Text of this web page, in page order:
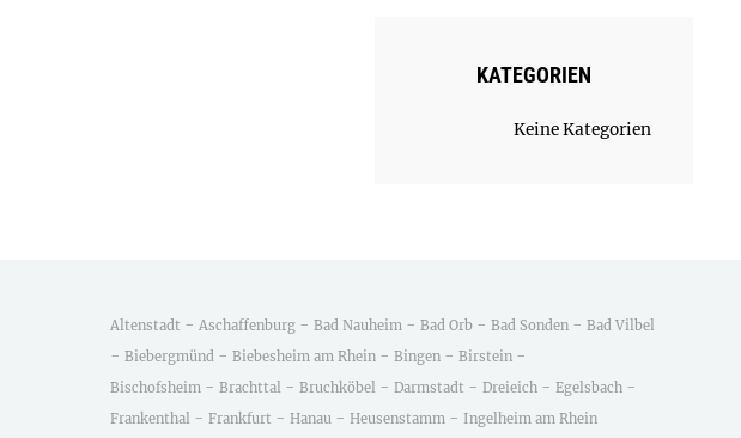
KATEGORIEN
Keine Kategorien
Altenstadt - Aschaffenburg - Bad Nauheim - Bad Orb - Bad Sonden - Bad Vilbel
- Biebergmünd - Biebesheim am Rhein - Bingen - Birstein -
Bischofsheim - Brachttal - Bruchköbel - Darmstadt - Dreieich - Egelsbach -
Frankenthal - Frankfurt - Hanau - Heusenstamm - Ingelheim am Rhein